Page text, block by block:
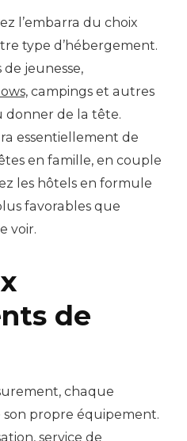
l’embarra du choix
type d’hébergement.
jeunesse,
campings et autres
donner de la tête.
essentiellement de
en famille, en couple
les hôtels en formule
favorables que
voir.
de
chaque
son propre équipement.
service de